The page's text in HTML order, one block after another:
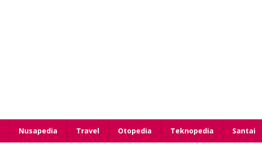
Nusapedia Travel Otopedia Teknopedia Santai